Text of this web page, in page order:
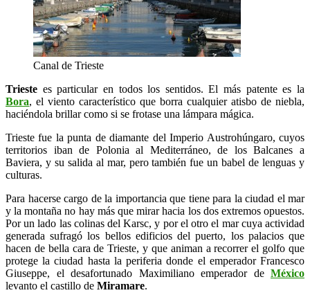
Canal de Trieste
Trieste es particular en todos los sentidos. El más patente es la
Bora, el viento característico que borra cualquier atisbo de niebla,
haciéndola brillar como si se frotase una lámpara mágica.
Trieste fue la punta de diamante del Imperio Austrohúngaro, cuyos
territorios iban de Polonia al Mediterráneo, de los Balcanes a
Baviera, y su salida al mar, pero también fue un babel de lenguas y
culturas.
Para hacerse cargo de la importancia que tiene para la ciudad el mar
y la montaña no hay más que mirar hacia los dos extremos opuestos.
Por un lado las colinas del Karsc, y por el otro el mar cuya actividad
generada sufragó los bellos edificios del puerto, los palacios que
hacen de bella cara de Trieste, y que animan a recorrer el golfo que
protege la ciudad hasta la periferia donde el emperador Francesco
Giuseppe, el desafortunado Maximiliano emperador de México
levanto el castillo de Miramare.